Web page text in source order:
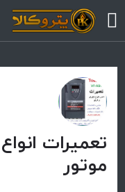
تعمیرات
موتور